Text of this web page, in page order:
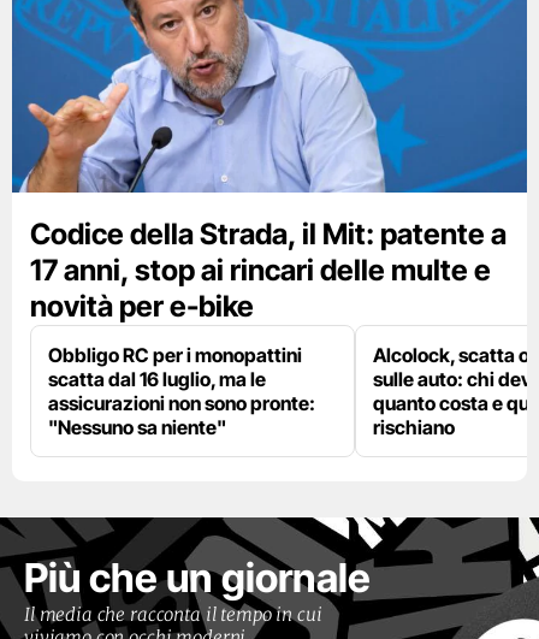
Codice della Strada, il Mit: patente a
17 anni, stop ai rincari delle multe e
novità per e-bike
Obbligo RC per i monopattini
scatta dal 16 luglio, ma le
assicurazioni non sono pronte:
"Nessuno sa niente"
Alcolock, scatta
sulle auto: chi
quanto costa e
rischiano
Più che un giornale
Il media che racconta il tempo in cui